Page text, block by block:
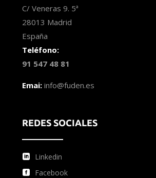
C/ Veneras 9. 5ª
28013 Madrid
España
Teléfono:
91 547 48 81
Emai: info@fuden.es
REDES SOCIALES
Linkedin
Facebook